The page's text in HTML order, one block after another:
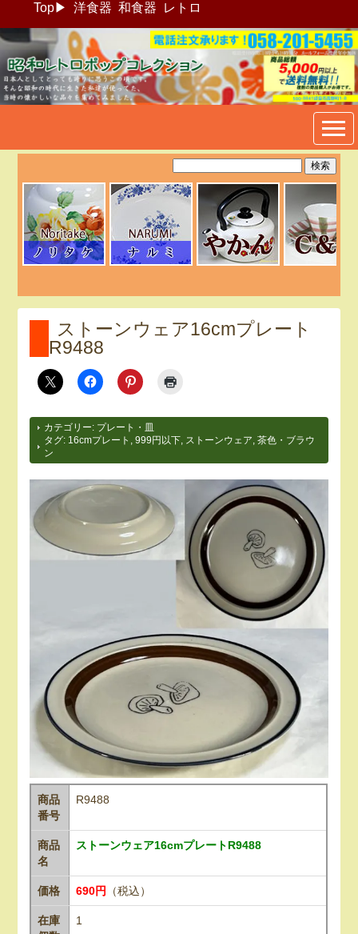
Top▶ 洋食器 和食器 レトロ
昭和レトロポップ食器生活雑
貨通販＠フリマート
ストーンウェア16cmプレート
R9488
カテゴリー: プレート・皿
タグ: 16cmプレート ,999円以下 ストーンウェア ,茶色・ブラウ
ン
商品
番号
R9488
商品
名
ストーンウェア16cmプレートR9488
価格 690円 （税込）
在庫
1